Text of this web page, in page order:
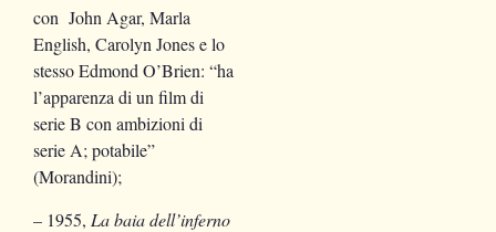
con John Agar, Marla
English, Carolyn Jones e lo
stesso Edmond O’Brien: “ha
l’apparenza di un film di
serie B con ambizioni di
serie A; potabile”
(Morandini);
– 1955, La baia dell’inferno